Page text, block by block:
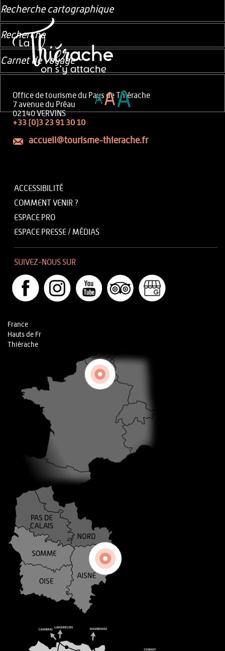
Office de tourisme du Pays de Thiérache
7 avenue du Préau
02140 VERVINS
+33 (0)3 23 91 30 10
accueil@tourisme-thierache.fr
ACCESSIBILITÉ
COMMENT VENIR ?
ESPACE PRO
ESPACE PRESSE / MÉDIAS
SUIVEZ-NOUS SUR
France
Hauts de Fr
Thiérache
Recherche cartographique
Recherche
Carnet de voyage
AAA